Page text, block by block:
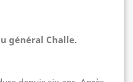
général Challe.